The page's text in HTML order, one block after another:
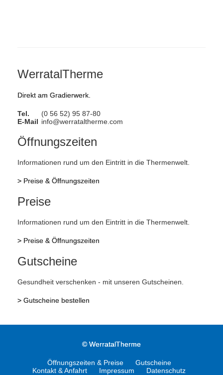
WerratalTherme
Direkt am Gradierwerk.
Tel.
(0 56 52) 95 87-80
E-Mail info@werrataltherme.com
Öffnungszeiten
Informationen rund um den Eintritt in die Thermenwelt.
> Preise & Öffnungszeiten
Preise
Informationen rund um den Eintritt in die Thermenwelt.
> Preise & Öffnungszeiten
Gutscheine
Gesundheit verschenken - mit unseren Gutscheinen.
> Gutscheine bestellen
© WerratalTherme
Öffnungszeiten & Preise
Gutscheine
Kontakt & Anfahrt
Impressum Datenschutz